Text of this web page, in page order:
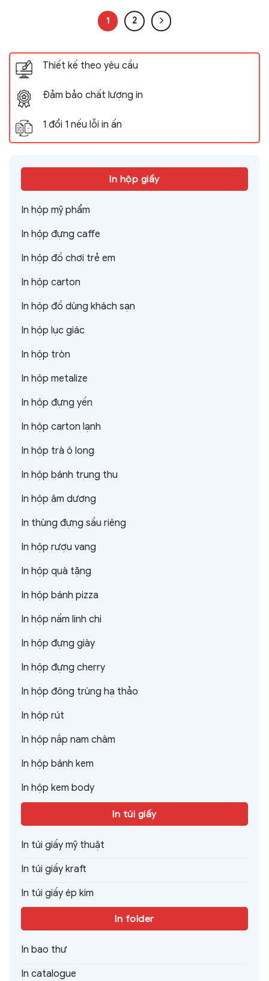
1 2
Thiết kế theo yêu cầu
Đảm bảo chất lượng in
1 đổi 1 nếu lỗi in ấn
In hộp giấy
In hộp mỹ phẩm
In hộp đựng caffe
In hộp đồ chơi trẻ em
In hộp carton
In hộp đồ dùng khách sạn
In hộp lục giác
In hộp tròn
In hộp metalize
In hộp đựng yến
In hộp carton lạnh
In hộp trà ô long
In hộp bánh trung thu
In hộp âm dương
In thùng đựng sầu riêng
In hộp rượu vang
In hộp quà tặng
In hộp bánh pizza
In hộp nấm linh chi
In hộp đựng giày
In hộp đựng cherry
In hộp đông trùng hạ thảo
In hộp rút
In hộp nắp nam châm
In hộp bánh kem
In hộp kem body
In túi giấy
In túi giấy mỹ thuật
In túi giấy kraft
In túi giấy ép kim
In folder
In bao thư
In catalogue